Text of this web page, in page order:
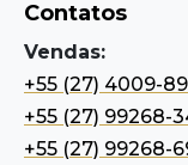
Contatos
Vendas:
+55 (27) 4009-
+55 (27) 99268-
+55 (27) 99268-